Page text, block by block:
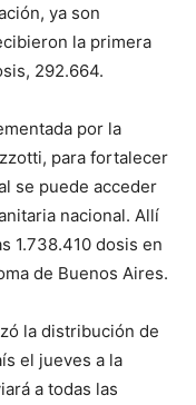
ya son
la primera
292.664.
por la
para fortalecer
se puede acceder
nacional. Allí
1.738.410 dosis en
de Buenos Aires.
la distribución de
el jueves a la
a todas las